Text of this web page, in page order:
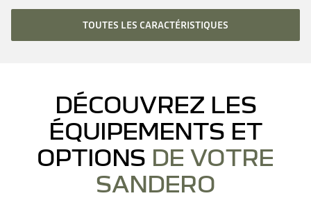
TOUTES LES CARACTÉRISTIQUES
DÉCOUVREZ LES
ÉQUIPEMENTS ET
OPTIONS DE VOTRE
SANDERO